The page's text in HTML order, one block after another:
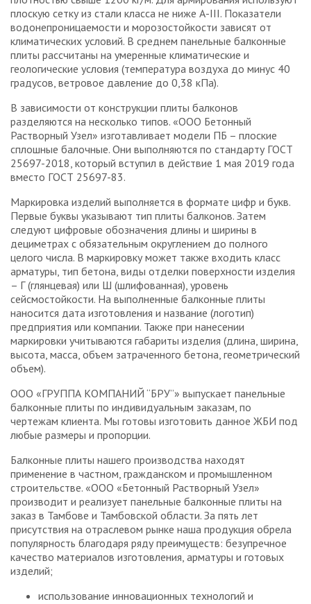
плоскую сетку из стали класса не ниже А-III. Показатели
водонепроницаемости и морозостойкости зависят от
климатических условий. В среднем панельные балконные
плиты рассчитаны на умеренные климатические и
геологические условия (температура воздуха до минус 40
градусов, ветровое давление до 0,38 кПа).
В зависимости от конструкции плиты балконов
разделяются на несколько типов. «ООО Бетонный
Растворный Узел» изготавливает модели ПБ – плоские
сплошные балочные. Они выполняются по стандарту ГОСТ
25697-2018, который вступил в действие 1 мая 2019 года
вместо ГОСТ 25697-83.
Маркировка изделий выполняется в формате цифр и букв.
Первые буквы указывают тип плиты балконов. Затем
следуют цифровые обозначения длины и ширины в
дециметрах с обязательным округлением до полного
целого числа. В маркировку может также входить класс
арматуры, тип бетона, виды отделки поверхности изделия
– Г (глянцевая) или Ш (шлифованная), уровень
сейсмостойкости. На выполненные балконные плиты
наносится дата изготовления и название (логотип)
предприятия или компании. Также при нанесении
маркировки учитываются габариты изделия (длина, ширина,
высота, масса, объем затраченного бетона, геометрический
объем).
ООО «ГРУППА КОМПАНИЙ “БРУ”» выпускает панельные
балконные плиты по индивидуальным заказам, по
чертежам клиента. Мы готовы изготовить данное ЖБИ под
любые размеры и пропорции.
Балконные плиты нашего производства находят
применение в частном, гражданском и промышленном
строительстве. «ООО «Бетонный Растворный Узел»
производит и реализует панельные балконные плиты на
заказ в Тамбове и Тамбовской области. За пять лет
присутствия на отраслевом рынке наша продукция обрела
популярность благодаря ряду преимуществ: безупречное
качество материалов изготовления, арматуры и готовых
изделий;
использование инновационных технологий и